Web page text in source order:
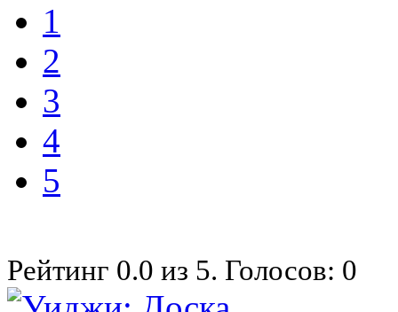
1
2
3
4
5
Рейтинг 0.0 из 5. Голосов: 0